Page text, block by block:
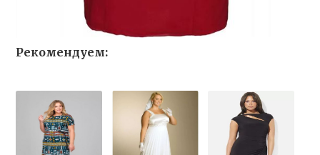
Рекомендуем: